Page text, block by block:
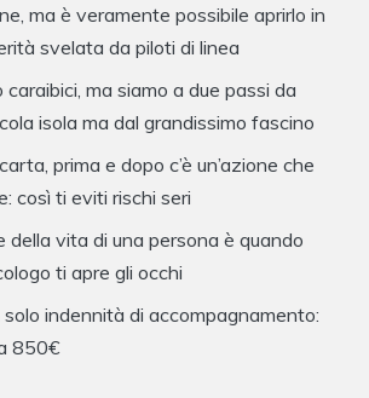
ma è veramente possibile aprirlo in
svelata da piloti di linea
caraibici, ma siamo a due passi da
isola ma dal grandissimo fascino
prima e dopo c’è un’azione che
così ti eviti rischi seri
della vita di una persona è quando
ti apre gli occhi
indennità di accompagnamento:
850€